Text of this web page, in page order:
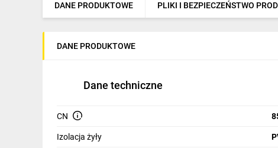
Elektronarzędzia i mierniki
Dom i ogród
DANE PRODUKTOWE PLIKI I BEZPIECZEŃSTWO
DANE PRODUKTOWE
Dane techniczne
CN
Izolacja żyły